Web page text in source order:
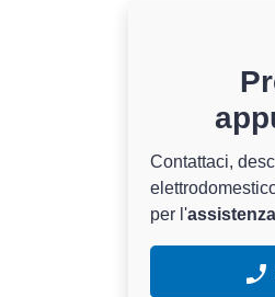
Contattaci,
per l'